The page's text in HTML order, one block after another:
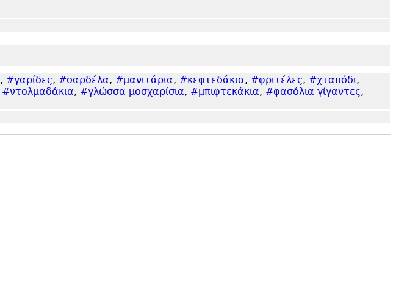
, #γαρίδες, #σαρδέλα, #μανιτάρια, #κεφτεδάκια, #φριτέλες, #χταπόδι,
#ντολμαδάκια, #γλώσσα μοσχαρίσια, #μπιφτεκάκια, #φασόλια γίγαντες,